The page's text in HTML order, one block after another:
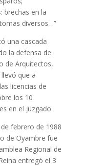
brechas en la
diversos…”
una cascada
la defensa de
de Arquitectos,
que a
licencias de
los 10
en el juzgado.
febrero de 1988
de Oyambre fue
Regional de
entregó el 3